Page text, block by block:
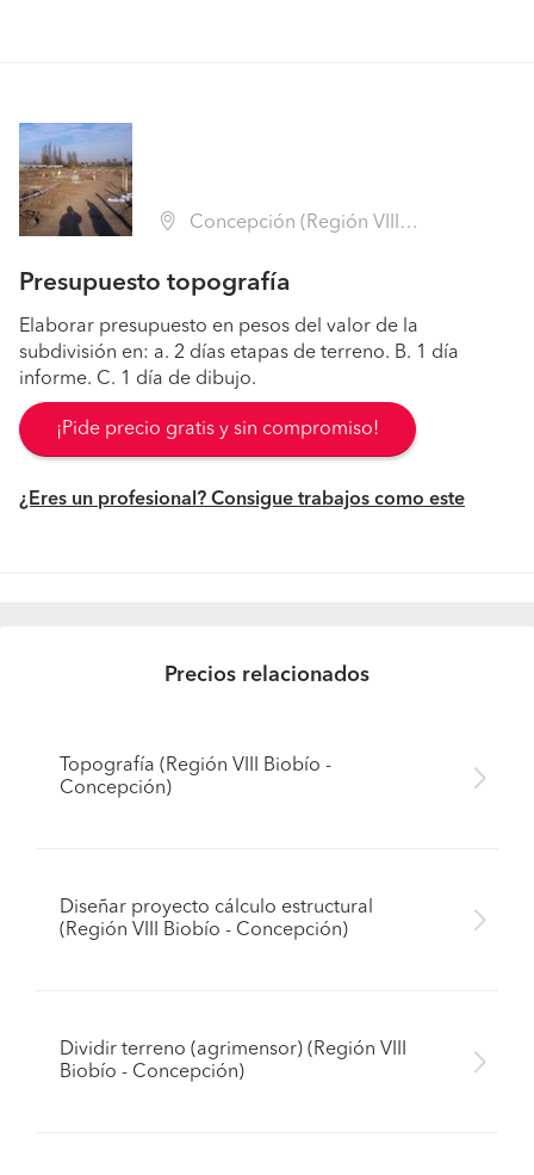
Concepción (Región VIII Biobío - Concepción)
Presupuesto topografía
Elaborar presupuesto en pesos del valor de la
subdivisión en: a. 2 días etapas de terreno. B. 1 día
informe. C. 1 día de dibujo.
¡Pide precio gratis y sin compromiso!
¿Eres un profesional? Consigue trabajos como este
Precios relacionados
Topografía (Región VIII Biobío -
Concepción)
Diseñar proyecto cálculo estructural
(Región VIII Biobío - Concepción)
Dividir terreno (agrimensor) (Región VIII
Biobío - Concepción)